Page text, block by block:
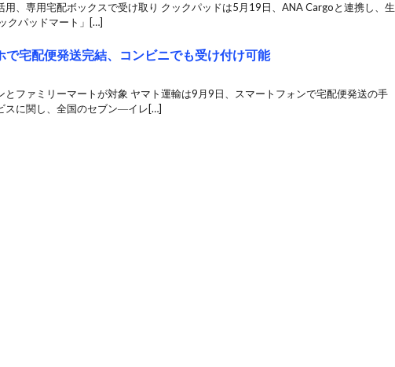
用、専用宅配ボックスで受け取り クックパッドは5月19日、ANA Cargoと連携し、生
クパッドマート」[…]
で宅配便発送完結、コンビニでも受け付け可能
ファミリーマートが対象 ヤマト運輸は9月9日、スマートフォンで宅配便発送の手
スに関し、全国のセブン―イレ[…]